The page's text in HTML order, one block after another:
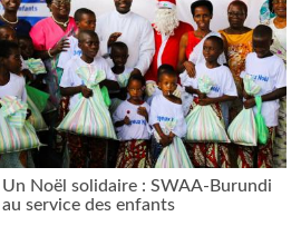
Un Noël solidaire : SWAA-Burundi
au service des enfants